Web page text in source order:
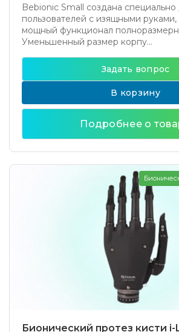
Bebionic Small создана специально
пользователей с изящными руками,
мощный функционал
Уменьшенный размер корпу...
Задать вопрос
В корзину
Подробнее о
Бионический протез кисти i-